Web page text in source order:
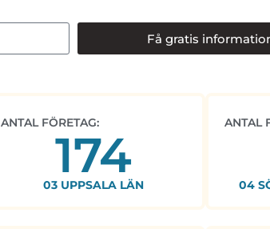
Få gratis
ANTAL FÖRETAG:
174
03 UPPSALA LÄN
ANTAL
04